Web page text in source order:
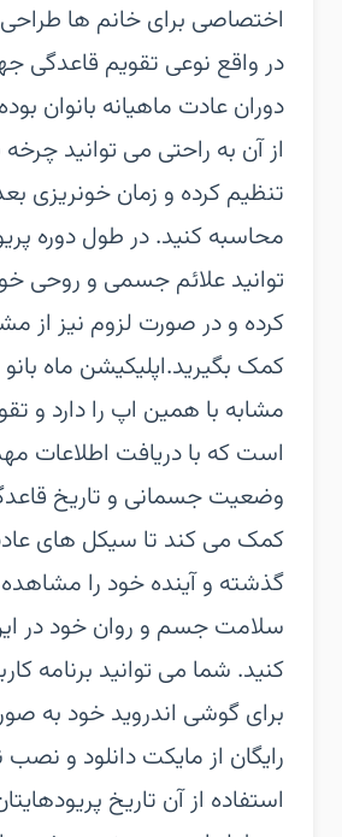
اختصاصی برای خانم ها
در واقع نوعی تقویم قاعدگی
دوران عادت ماهیانه بانوان
از آن به راحتی می توانید چرخه
تنظیم کرده و زمان خونریزی
محاسبه کنید. در طول دوره
توانید علائم جسمی و روحی
کرده و در صورت لزوم نیز از
کمک بگیرید.اپلیکیشن ماه بانو
مشابه با همین اپ را دارد و
است که با دریافت اطلاعات
وضعیت جسمانی و تاریخ
کمک می کند تا سیکل های
گذشته و آینده خود را مشاهده
سلامت جسم و روان خود در
کنید. شما می توانید برنامه
برای گوشی اندروید خود به
رایگان از مایکت دانلود و نصب
استفاده از آن تاریخ